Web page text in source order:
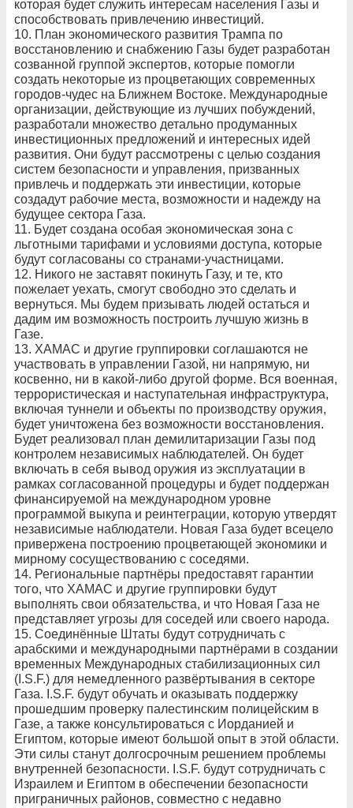
которая будет служить интересам населения Газы и
способствовать привлечению инвестиций.
10. План экономического развития Трампа по
восстановлению и снабжению Газы будет разработан
созванной группой экспертов, которые помогли
создать некоторые из процветающих современных
городов-чудес на Ближнем Востоке. Международные
организации, действующие из лучших побуждений,
разработали множество детально продуманных
инвестиционных предложений и интересных идей
развития. Они будут рассмотрены с целью создания
систем безопасности и управления, призванных
привлечь и поддержать эти инвестиции, которые
создадут рабочие места, возможности и надежду на
будущее сектора Газа.
11. Будет создана особая экономическая зона с
льготными тарифами и условиями доступа, которые
будут согласованы со странами-участницами.
12. Никого не заставят покинуть Газу, и те, кто
пожелает уехать, смогут свободно это сделать и
вернуться. Мы будем призывать людей остаться и
дадим им возможность построить лучшую жизнь в
Газе.
13. ХАМАС и другие группировки соглашаются не
участвовать в управлении Газой, ни напрямую, ни
косвенно, ни в какой-либо другой форме. Вся военная,
террористическая и наступательная инфраструктура,
включая туннели и объекты по производству оружия,
будет уничтожена без возможности восстановления.
Будет реализовал план демилитаризации Газы под
контролем независимых наблюдателей. Он будет
включать в себя вывод оружия из эксплуатации в
рамках согласованной процедуры и будет поддержан
финансируемой на международном уровне
программой выкупа и реинтеграции, которую утвердят
независимые наблюдатели. Новая Газа будет всецело
привержена построению процветающей экономики и
мирному сосуществованию с соседями.
14. Региональные партнёры предоставят гарантии
того, что ХАМАС и другие группировки будут
выполнять свои обязательства, и что Новая Газа не
представляет угрозы для соседей или своего народа.
15. Соединённые Штаты будут сотрудничать с
арабскими и международными партнёрами в создании
временных Международных стабилизационных сил
(I.S.F.) для немедленного развёртывания в секторе
Газа. I.S.F. будут обучать и оказывать поддержку
прошедшим проверку палестинским полицейским в
Газе, а также консультироваться с Иорданией и
Египтом, которые имеют большой опыт в этой области.
Эти силы станут долгосрочным решением проблемы
внутренней безопасности. I.S.F. будут сотрудничать с
Израилем и Египтом в обеспечении безопасности
приграничных районов, совместно с недавно